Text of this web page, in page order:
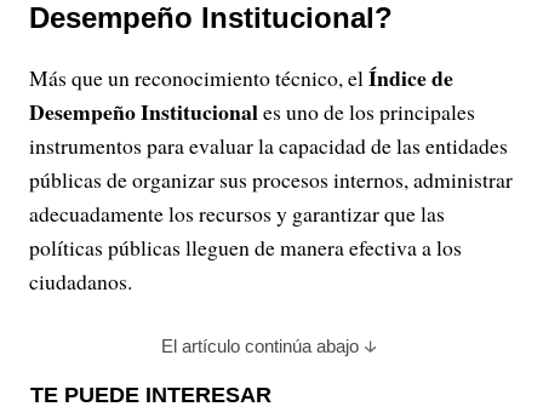
Desempeño Institucional?
Más que un reconocimiento técnico, elÍndice de
Desempeño Institucionales uno de los principales
instrumentos para evaluar la capacidad de las entidades
públicas de organizar sus procesos internos, administrar
adecuadamente los recursos y garantizar que las
políticas públicas lleguen de manera efectiva a los
ciudadanos.
El artículo continúa abajo
TE PUEDE INTERESAR